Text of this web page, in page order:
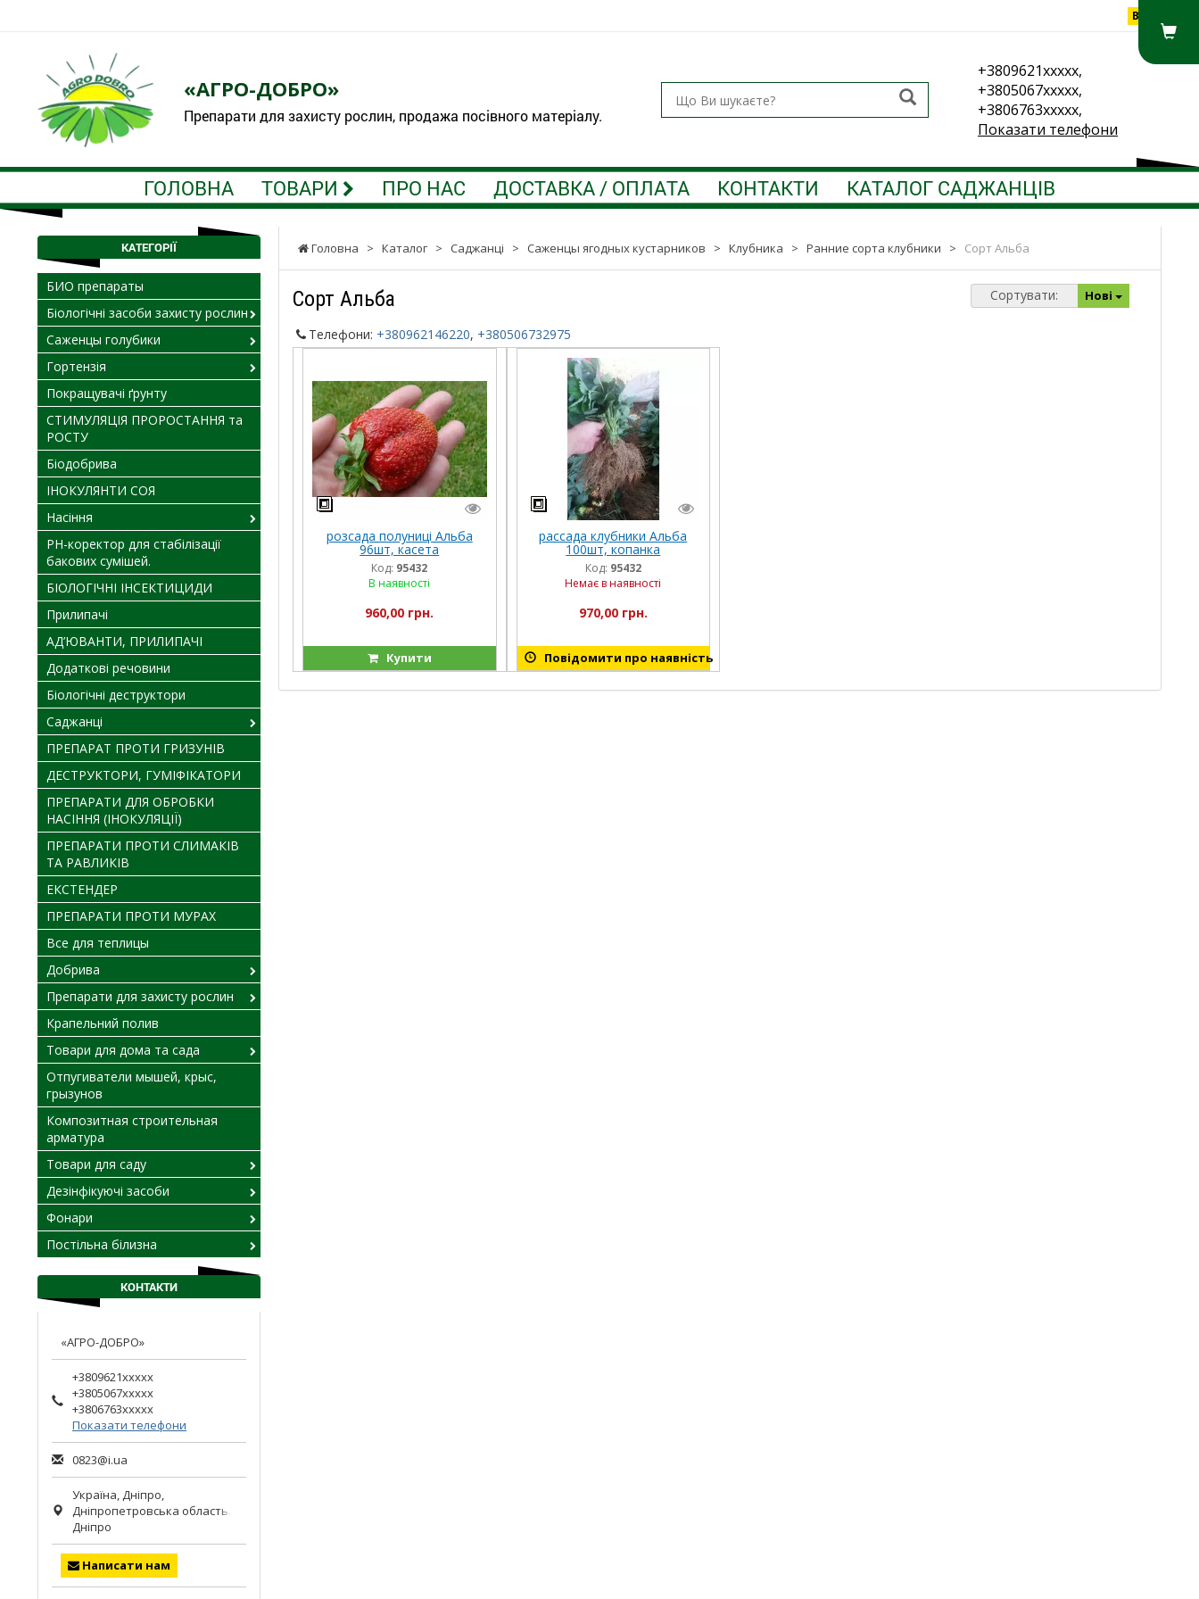
Вхід
«АГРО-ДОБРО»
Препарати для захисту рослин, продажа посівного матеріалу.
+3809621xxxxx,
+3805067xxxxx,
+3806763xxxxx,
Показати телефони
ГОЛОВНА ТОВАРИ ПРО НАС ДОСТАВКА / ОПЛАТА КОНТАКТИ КАТАЛОГ САДЖАНЦІВ
Головна > Каталог > Саджанці > Саженцы ягодных кустарников > Клубника > Ранние сорта клубники > Сорт Альба
Сорт Альба Сортувати: Нові
Телефони: +380962146220, +380506732975
розсада полуниці Альба
96шт, касета
Код: 95432
В наявності
960,00 грн.
Купити
рассада клубники Альба
100шт, копанка
Код: 95432
Немає в наявності
970,00 грн.
Повідомити про наявність
КАТЕГОРІЇ
БИО препараты
Біологічні засоби захисту рослин
Саженцы голубики
Гортензія
Покращувачі ґрунту
СТИМУЛЯЦІЯ ПРОРОСТАННЯ та
РОСТУ
Біодобрива
ІНОКУЛЯНТИ СОЯ
Насіння
PH-коректор для стабілізації
бакових сумішей.
БІОЛОГІЧНІ ІНСЕКТИЦИДИ
Прилипачі
АД’ЮВАНТИ, ПРИЛИПАЧІ
Додаткові речовини
Біологічні деструктори
Саджанці
ПРЕПАРАТ ПРОТИ ГРИЗУНІВ
ДЕСТРУКТОРИ, ГУМІФІКАТОРИ
ПРЕПАРАТИ ДЛЯ ОБРОБКИ
НАСІННЯ (ІНОКУЛЯЦІЇ)
ПРЕПАРАТИ ПРОТИ СЛИМАКІВ
ТА РАВЛИКІВ
ЕКСТЕНДЕР
ПРЕПАРАТИ ПРОТИ МУРАХ
Все для теплицы
Добрива
Препарати для захисту рослин
Крапельний полив
Товари для дома та сада
Отпугиватели мышей, крыс,
грызунов
Композитная строительная
арматура
Товари для саду
Дезінфікуючі засоби
Фонари
Постільна білизна
КОНТАКТИ
«АГРО-ДОБРО»
+3809621xxxxx
+3805067xxxxx
+3806763xxxxx
Показати телефони
0823@i.ua
Україна,Дніпро,
Дніпропетровська область.
Дніпро
Написати нам